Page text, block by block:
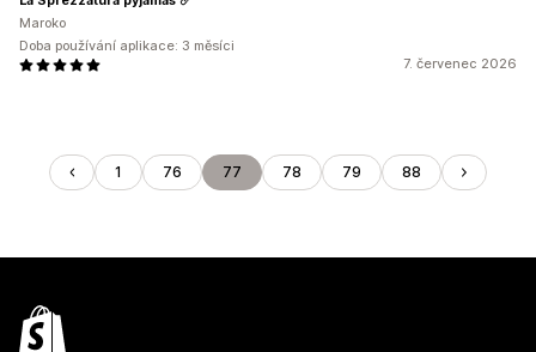
7. červenec 2026
Maroko
Doba používání aplikace: 3 měsíci
1 76 77 78 79 88